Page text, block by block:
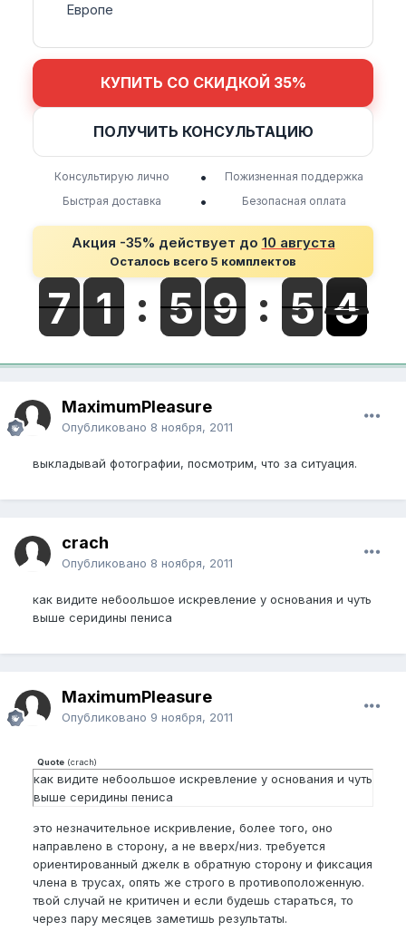
Европе
КУПИТЬ СО СКИДКОЙ 35%
ПОЛУЧИТЬ КОНСУЛЬТАЦИЮ
Консультирую лично •
Пожизненная поддержка
Быстрая доставка
• Безопасная оплата
Акция -35% действует до 10 августа
Осталось всего 5 комплектов
MaximumPleasure
Опубликовано 8 ноября, 2011
выкладывай фотографии, посмотрим, что за ситуация.
crach
Опубликовано 8 ноября, 2011
как видите небоольшое искревление у основания и чуть
выше серидины пениса
MaximumPleasure
Опубликовано 9 ноября, 2011
Quote (crach)
как видите небоольшое искревление у основания и чуть
выше серидины пениса
это незначительное искривление, более того, оно
направлено в сторону, а не вверх/низ. требуется
ориентированный джелк в обратную сторону и фиксация
члена в трусах, опять же строго в противоположенную.
твой случай не критичен и если будешь стараться, то
через пару месяцев заметишь результаты.